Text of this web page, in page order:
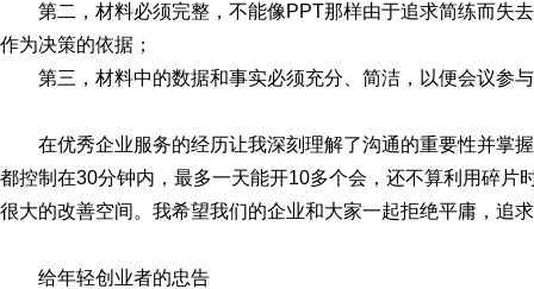
第二，材料必须完整，不能像PPT那样由于追求简练而失
作为决策的依据；
第三，材料中的数据和事实必须充分、简洁，以便会议参
在优秀企业服务的经历让我深刻理解了沟通的重要性并掌
都控制在30分钟内，最多一天能开10多个会，还不算利用碎片
很大的改善空间。我希望我们的企业和大家一起拒绝平庸，追
给年轻创业者的忠告